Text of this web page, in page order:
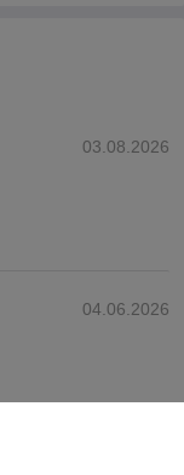
03.08.2026
04.06.2026